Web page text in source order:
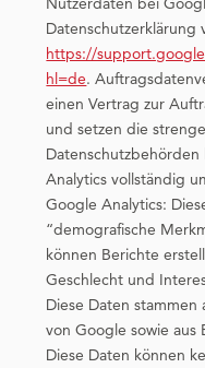
Datenschutzerklärung
https://
hl=de.
einen Vertrag zur
und setzen die
Analytics vollständig
Google Analytics:
“demografische
können Berichte
Geschlecht und
Diese Daten
von Google sowie
Diese Daten können